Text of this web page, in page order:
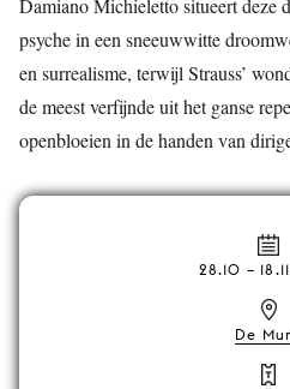
Damiano Michieletto situeert deze
psyche in een sneeuwwitte
en surrealisme, terwijl Strauss’
de meest verfijnde uit het ganse
openbloeien in de handen van
28.10 –
De